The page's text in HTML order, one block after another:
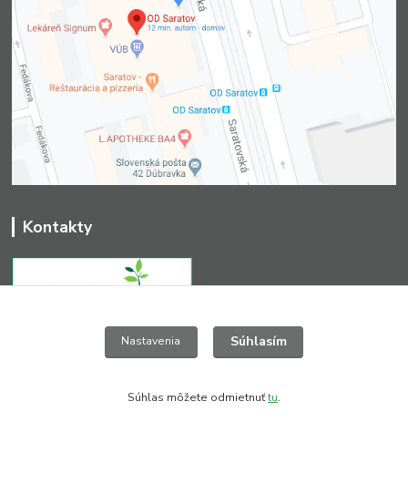
Kontakty
+421 903 411 827
greendesign@nextra.sk
Nastavenia Súhlasím
Súhlas môžete odmietnuťtu.